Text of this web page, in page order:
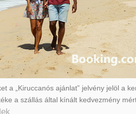
a „Kiruccanós ajánlat” jelvény jelöl a
a szállás által kínált kedvezmény